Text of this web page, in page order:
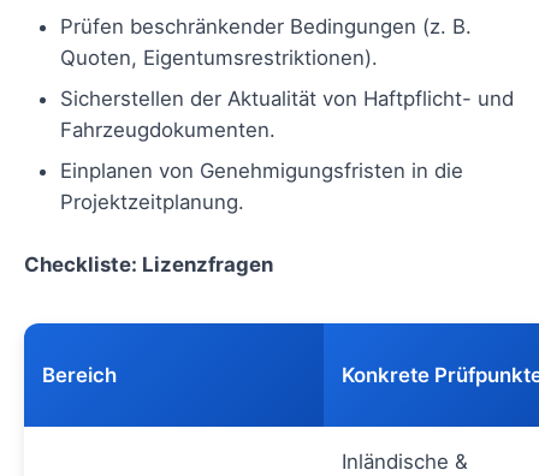
Prüfen beschränkender Bedingungen (z. B.
Quoten, Eigentumsrestriktionen).
Sicherstellen der Aktualität von Haftpflicht- und
Fahrzeugdokumenten.
Einplanen von Genehmigungsfristen in die
Projektzeitplanung.
Checkliste: Lizenzfragen
Bereich Konkrete
Inländische &